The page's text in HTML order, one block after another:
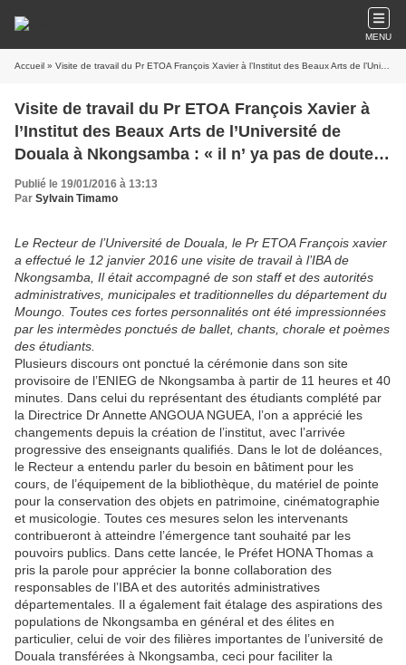
MENU
Accueil » Visite de travail du Pr ETOA François Xavier à l’Institut des Beaux Arts de l’Université de Douala à Nkongsamba : « il n’ ya pas de doute que Nkongsamba finira par abriter une université d’Etat autonome»
Visite de travail du Pr ETOA François Xavier à
l’Institut des Beaux Arts de l’Université de
Douala à Nkongsamba : « il n’ ya pas de doute
que Nkongsamba finira par abriter une
université d’Etat autonome»
Publié le 19/01/2016 à 13:13
Par Sylvain Timamo
Le Recteur de l’Université de Douala, le Pr ETOA François xavier
a effectué le 12 janvier 2016 une visite de travail à l’IBA de
Nkongsamba, Il était accompagné de son staff et des autorités
administratives, municipales et traditionnelles du département du
Moungo. Toutes ces fortes personnalités ont été impressionnées
par les intermèdes ponctués de ballet, chants, chorale et poèmes
des étudiants.
Plusieurs discours ont ponctué la cérémonie dans son site
provisoire de l’ENIEG de Nkongsamba à partir de 11 heures et 40
minutes. Dans celui du représentant des étudiants complété par
la Directrice Dr Annette ANGOUA NGUEA, l’on a apprécié les
changements depuis la création de l’institut, avec l’arrivée
progressive des enseignants qualifiés. Dans le lot de doléances,
le Recteur a entendu parler du besoin en bâtiment pour les
cours, de l’équipement de la bibliothèque, du matériel de pointe
pour la conservation des objets en patrimoine, cinématographie
et musicologie. Toutes ces mesures selon les intervenants
contribueront à atteindre l’émergence tant souhaité par les
pouvoirs publics. Dans cette lancée, le Préfet HONA Thomas a
pris la parole pour apprécier la bonne collaboration des
responsables de l’IBA et des autorités administratives
départementales. Il a également fait étalage des aspirations des
populations de Nkongsamba en général et des élites en
particulier, celui de voir des filières importantes de l’université de
Douala transférées à Nkongsamba, ceci pour faciliter la